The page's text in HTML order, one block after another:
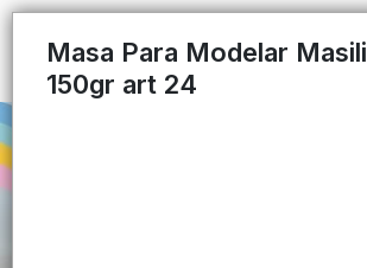
Masa Para Modelar
150gr art 24